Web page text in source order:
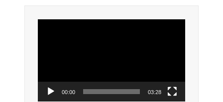
00:00 03:28